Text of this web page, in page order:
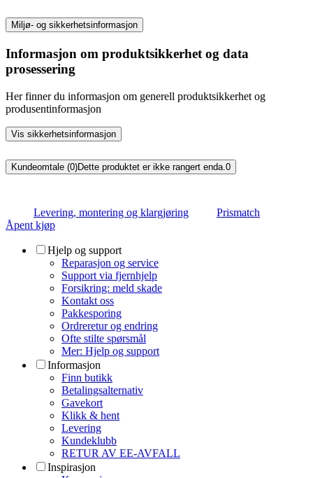
Miljø- og sikkerhetsinformasjon
Informasjon om produktsikkerhet og data
prosessering
Her finner du informasjon om generell produktsikkerhet og
produsentinformasjon
Vis sikkerhetsinformasjon
Kundeomtale (0)Dette produktet er ikke rangert enda. 0
Levering, montering og klargjøring
Prismatch
Åpent kjøp
Hjelp og support
Reparasjon og service
Support via fjernhjelp
Forsikring: meld skade
Kontakt oss
Pakkesporing
Ordreretur og endring
Ofte stilte spørsmål
Mer: Hjelp og support
Informasjon
Finn butikk
Betalingsalternativ
Gavekort
Klikk & hent
Levering
Kundeklubb
RETUR AV EE-AVFALL
Inspirasjon